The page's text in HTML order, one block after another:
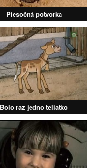
Piesočná potvorka
Bolo raz jedno teliatko